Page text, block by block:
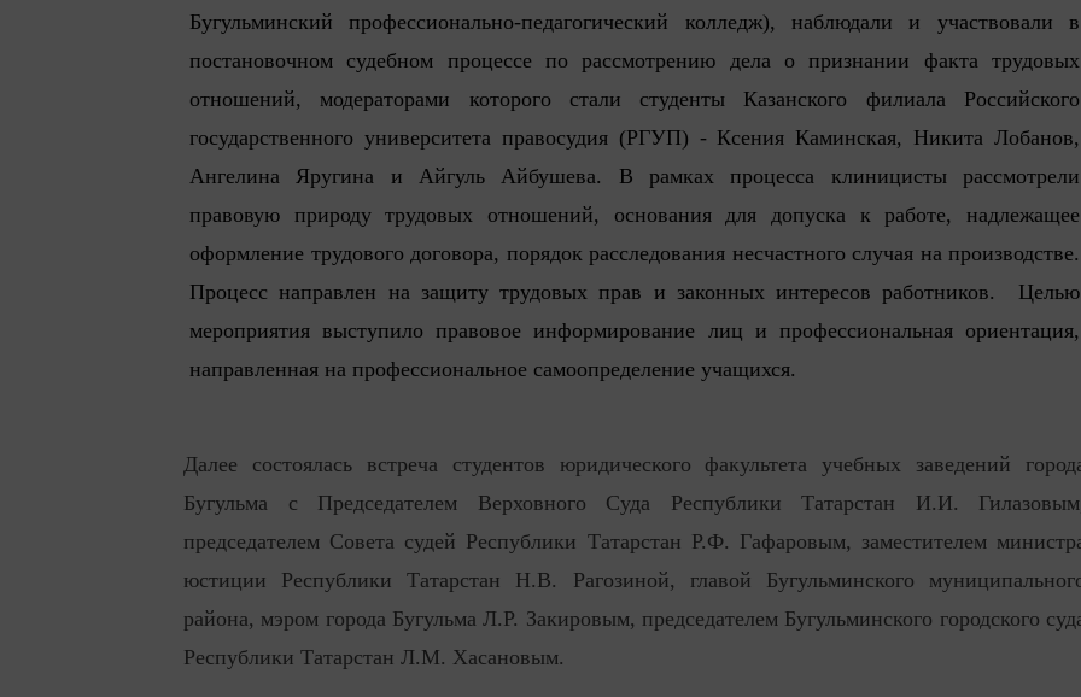
Бугульминский профессионально-педагогический колледж), наблюдали и участвовали в
постановочном судебном процессе по рассмотрению дела о признании факта трудовых
отношений, модераторами которого стали студенты Казанского филиала Российского
государственного университета правосудия (РГУП) - Ксения Каминская, Никита Лобанов,
Ангелина Яругина и Айгуль Айбушева. В рамках процесса клиницисты рассмотрели
правовую природу трудовых отношений, основания для допуска к работе, надлежащее
оформление трудового договора, порядок расследования несчастного случая на производстве.
Процесс направлен на защиту трудовых прав и законных интересов работников. Целью
мероприятия выступило правовое информирование лиц и профессиональная ориентация,
направленная на профессиональное самоопределение учащихся.
Далее состоялась встреча студентов юридического факультета учебных заведений
Бугульма с Председателем Верховного Суда Республики Татарстан И.И.
председателем Совета судей Республики Татарстан Р.Ф. Гафаровым, заместителем
юстиции Республики Татарстан Н.В. Рагозиной, главой Бугульминского
района, мэром города Бугульма Л.Р. Закировым, председателем Бугульминского городского
Республики Татарстан Л.М. Хасановым.